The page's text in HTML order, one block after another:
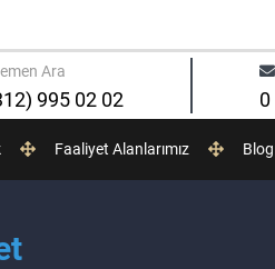
Ara
995 02 02
Faaliyet Alanlarımız Blog